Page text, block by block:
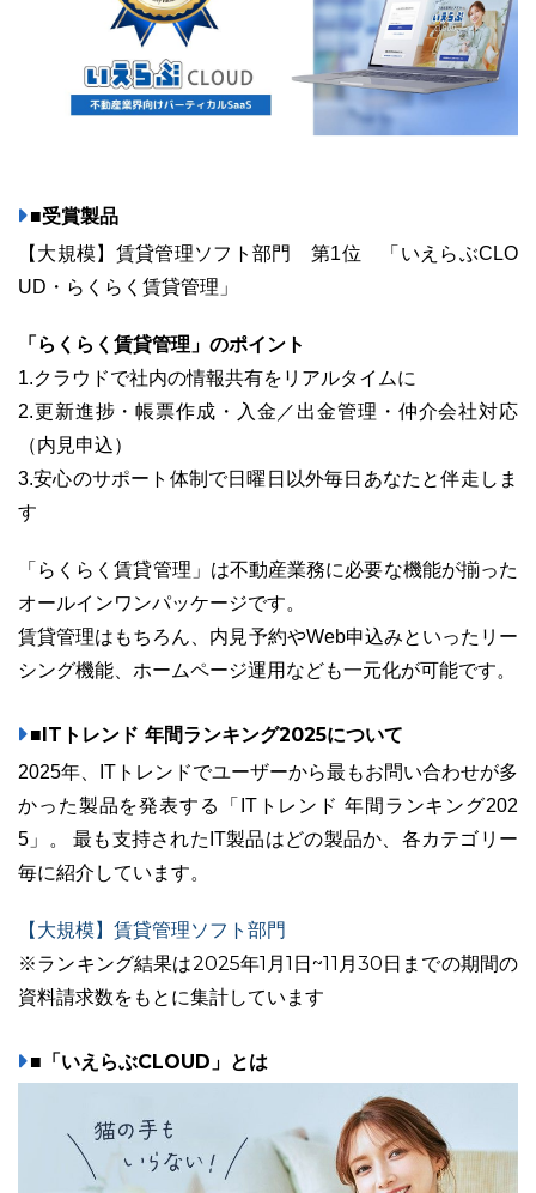
ユーザーインタビュー ホームページ制作実績
特長 サービス一覧
03-6689-1791
■受賞製品
【大規模】賃貸管理ソフト部門 第1位 「いえらぶCLO
UD・らくらく賃貸管理」
「らくらく賃貸管理」のポイント
1.クラウドで社内の情報共有をリアルタイムに
2.更新進捗・帳票作成・入金／出金管理・仲介会社対応
（内見申込）
3.安心のサポート体制で日曜日以外毎日あなたと伴走しま
す
「らくらく賃貸管理」は不動産業務に必要な機能が揃った
オールインワンパッケージです。
賃貸管理はもちろん、内見予約やWeb申込みといったリー
シング機能、ホームページ運用なども一元化が可能です。
■ITトレンド 年間ランキング2025について
2025年、ITトレンドでユーザーから最もお問い合わせが多
かった製品を発表する「ITトレンド 年間ランキング202
5」。 最も支持されたIT製品はどの製品か、各カテゴリー
毎に紹介しています。
【大規模】賃貸管理ソフト部門
※ランキング結果は2025年1月1日~11月30日までの期間の
資料請求数をもとに集計しています
■「いえらぶCLOUD」とは